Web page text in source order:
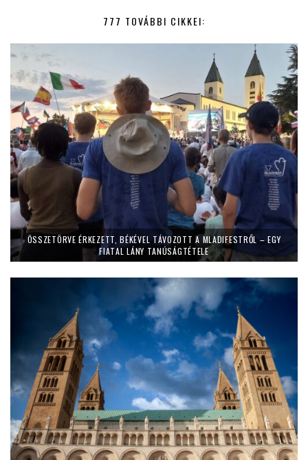
777 TOVÁBBI CIKKEI:
ÖSSZETÖRVE ÉRKEZETT, BÉKÉVEL TÁVOZOTT A MLADIFESTRŐL – EGY
FIATAL LÁNY TANÚSÁGTÉTELE